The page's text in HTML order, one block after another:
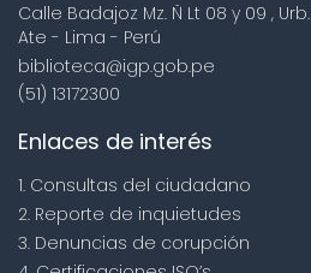
Calle Badajoz Mz. Ñ Lt 08 y 09 ,
Ate - Lima - Perú
biblioteca@igp.gob.pe
(51) 13172300
Enlaces de interés
1. Consultas del ciudadano
2. Reporte de inquietudes
3. Denuncias de corupción